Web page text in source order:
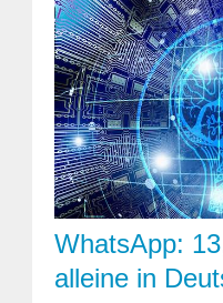
WhatsApp:
alleine in